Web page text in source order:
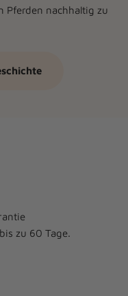
Pferden nachhaltig zu
zu 60 Tage.